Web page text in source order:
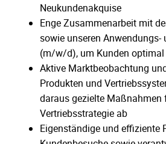
Neukundenakquise
Enge Zusammenarbeit mit
sowie unseren Anwendungs-
(m/w/d), um Kunden optimal
Aktive Marktbeobachtung
Produkten und
daraus gezielte Maßnahmen
Vertriebsstrategie ab
Eigenständige und effiziente